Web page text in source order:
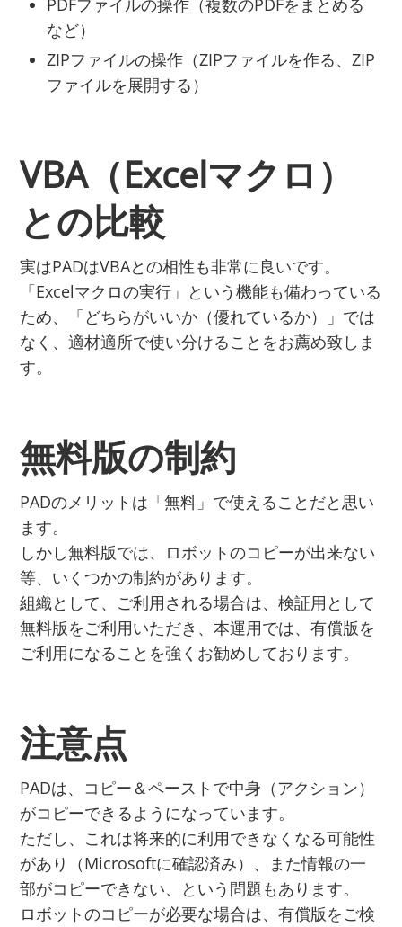
PDFファイルの操作（複数のPDFをまとめる
など）
ZIPファイルの操作（ZIPファイルを作る、ZIP
ファイルを展開する）
VBA（Excelマクロ）
との比較
実はPADはVBAとの相性も非常に良いです。
「Excelマクロの実行」という機能も備わっている
ため、「どちらがいいか（優れているか）」では
なく、適材適所で使い分けることをお薦め致しま
す。
無料版の制約
PADのメリットは「無料」で使えることだと思い
ます。
しかし無料版では、ロボットのコピーが出来ない
等、いくつかの制約があります。
組織として、ご利用される場合は、検証用として
無料版をご利用いただき、本運用では、有償版を
ご利用になることを強くお勧めしております。
注意点
PADは、コピー＆ペーストで中身（アクション）
がコピーできるようになっています。
ただし、これは将来的に利用できなくなる可能性
があり（Microsoftに確認済み）、また情報の一
部がコピーできない、という問題もあります。
ロボットのコピーが必要な場合は、有償版をご検